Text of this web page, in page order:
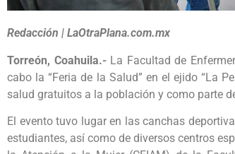
Redacción | LaOtraPlana.com.mx
Torreón, Coahuila.-La Facultad de
cabo la “Feria de la Salud” en el ejido “La
salud gratuitos a la población y como parte
El evento tuvo lugar en las canchas
estudiantes, así como de diversos centros